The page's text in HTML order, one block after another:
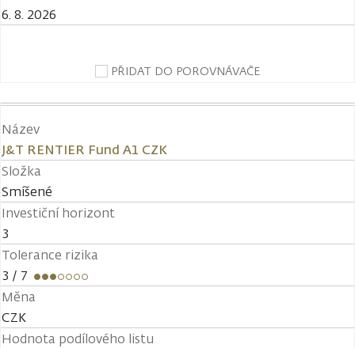
6. 8. 2026
PŘIDAT DO POROVNÁVAČE
Název
J&T RENTIER Fund A1 CZK
Složka
Smíšené
Investiční horizont
3
Tolerance rizika
3 / 7
Měna
CZK
Hodnota podílového listu